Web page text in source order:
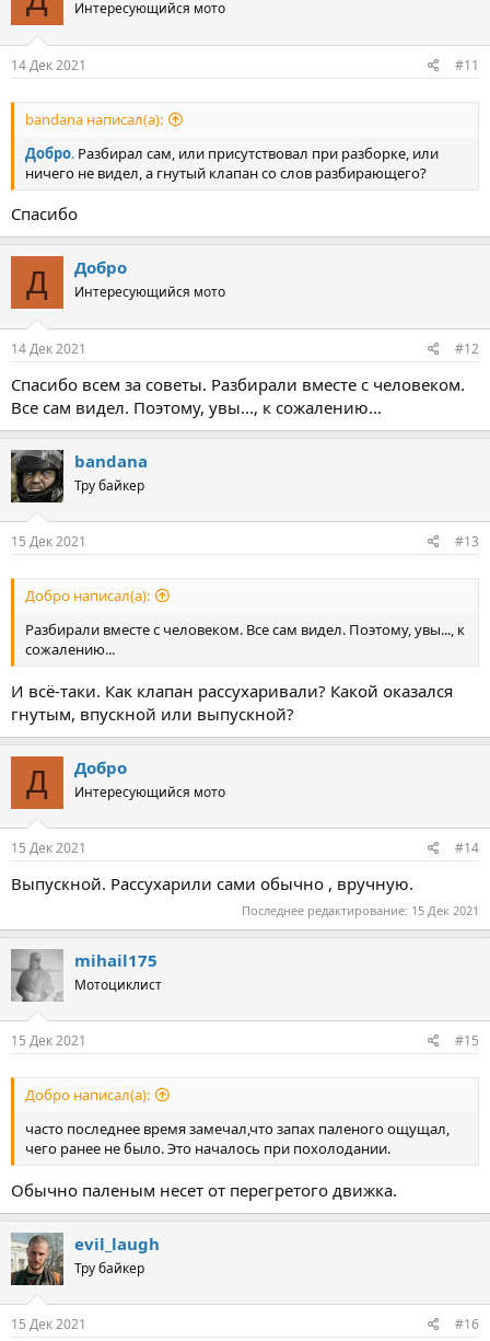
Интересующийся мото
14 Дек 2021 #11
bandana написал(а):
Добро. Разбирал сам, или присутствовал при разборке, или
ничего не видел, а гнутый клапан со слов разбирающего?
Спасибо
Д Добро
Интересующийся мото
14 Дек 2021 #12
Спасибо всем за советы. Разбирали вместе с человеком.
Все сам видел. Поэтому, увы..., к сожалению...
bandana
Тру байкер
15 Дек 2021 #13
Добро написал(а):
Разбирали вместе с человеком. Все сам видел. Поэтому, увы..., к
сожалению...
И всё-таки. Как клапан рассухаривали? Какой оказался
гнутым, впускной или выпускной?
Д Добро
Интересующийся мото
15 Дек 2021 #14
Выпускной. Рассухарили сами обычно , вручную.
Последнее редактирование: 15 Дек 2021
mihail175
Мотоциклист
15 Дек 2021 #15
Добро написал(а):
часто последнее время замечал,что запах паленого ощущал,
чего ранее не было. Это началось при похолодании.
Обычно паленым несет от перегретого движка.
evil_laugh
Тру байкер
15 Дек 2021 #16